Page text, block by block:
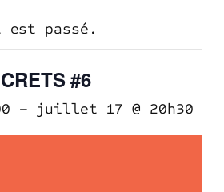
est passé.
#6
– juillet 17 @ 20h30